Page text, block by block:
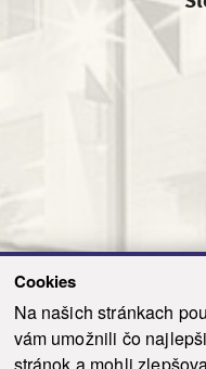
Cookies
Na našich stránkach
vám umožnili čo
stránok a mohli